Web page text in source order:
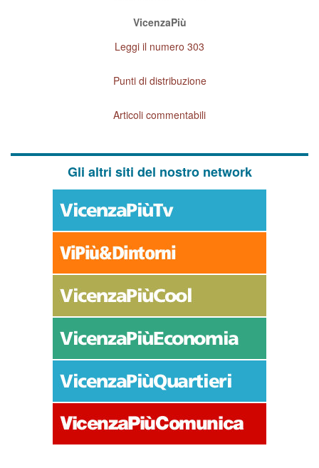
VicenzaPiù
Leggi il numero 303
Punti di distribuzione
Articoli commentabili
Gli altri siti del nostro network